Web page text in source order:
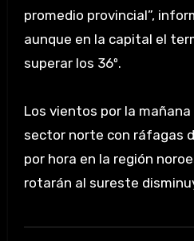
promedio provincial”,
aunque en la capital el
superar los 36º.
Los vientos por la
sector norte con ráfagas
por hora en la región
rotarán al sureste